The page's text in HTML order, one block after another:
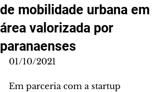
de mobilidade urbana em
área valorizada por
paranaenses
01/10/2021
Em parceria com a startup